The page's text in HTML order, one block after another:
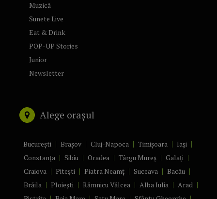
Muzică
Sunete Live
Eat & Drink
POP-UP Stories
Junior
Newsletter
Alege orașul
București Brașov Cluj-Napoca Timișoara
Iași
Constanța
Sibiu Oradea Târgu Mureș
Galați
Craiova
Pitești Piatra Neamț Suceava
Bacău
Brăila
Ploiești Râmnicu Vâlcea Alba Iulia
Arad